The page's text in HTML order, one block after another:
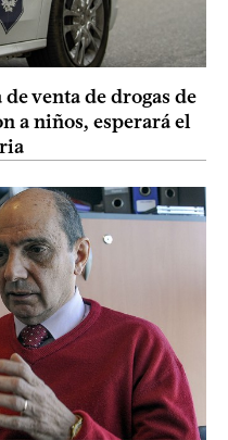
venta de drogas de
a niños, esperará el